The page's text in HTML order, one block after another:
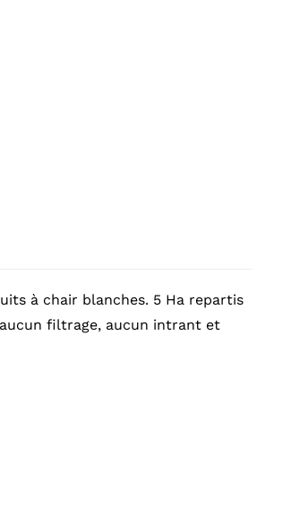
à chair blanches. 5 Ha repartis
filtrage, aucun intrant et